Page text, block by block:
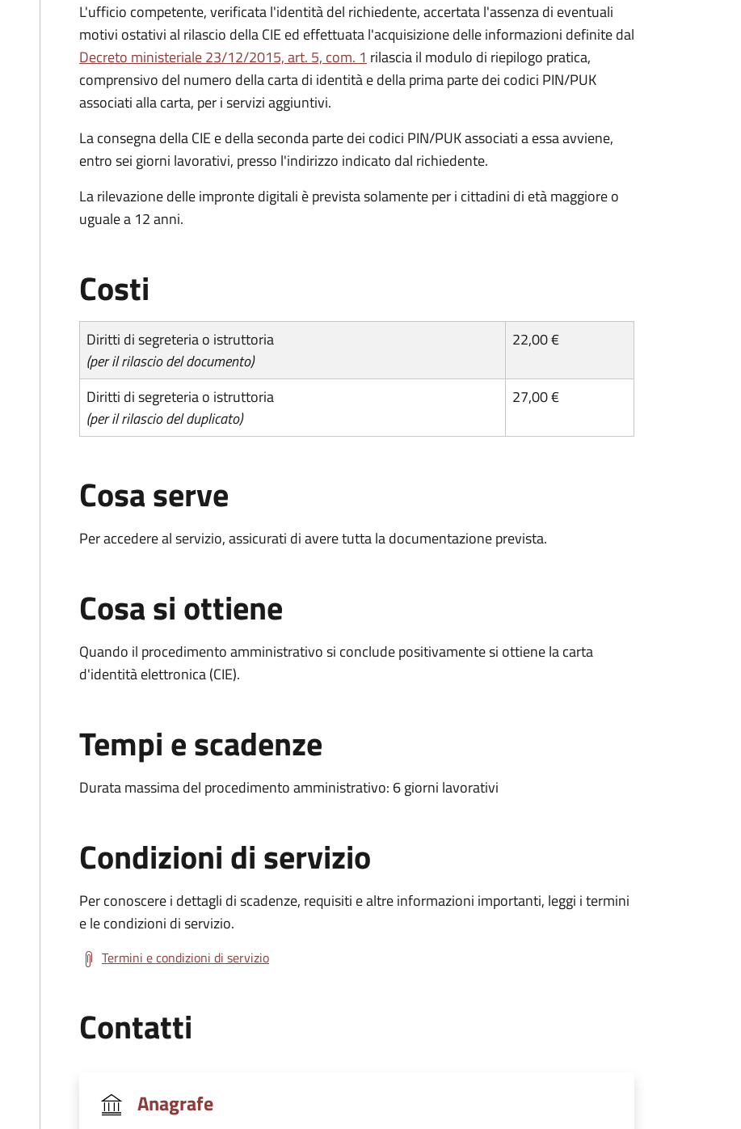
L'ufficio competente, verificata l'identità del richiedente, accertata l'assenza di eventuali
motivi ostativi al rilascio della CIE ed effettuata l'acquisizione delle informazioni definite dal
Decreto ministeriale 23/12/2015, art. 5, com. 1 rilascia il modulo di riepilogo pratica,
comprensivo del numero della carta di identità e della prima parte dei codici PIN/PUK
associati alla carta, per i servizi aggiuntivi.
La consegna della CIE e della seconda parte dei codici PIN/PUK associati a essa avviene,
entro sei giorni lavorativi, presso l'indirizzo indicato dal richiedente.
La rilevazione delle impronte digitali è prevista solamente per i cittadini di età maggiore o
uguale a 12 anni.
Costi
Diritti di segreteria o istruttoria
(per il rilascio del documento)
22,00 €
Diritti di segreteria o istruttoria
(per il rilascio del duplicato)
27,00 €
Cosa serve
Per accedere al servizio, assicurati di avere tutta la documentazione prevista.
Cosa si ottiene
Quando il procedimento amministrativo si conclude positivamente si ottiene la carta
d'identità elettronica (CIE).
Tempi e scadenze
Durata massima del procedimento amministrativo: 6 giorni lavorativi
Condizioni di servizio
Per conoscere i dettagli di scadenze, requisiti e altre informazioni importanti, leggi i termini
e le condizioni di servizio.
Termini e condizioni di servizio
Contatti
Anagrafe